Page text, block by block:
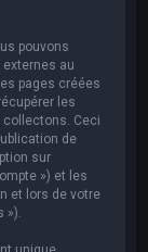
pouvons
au
pages créées
les
Ceci
de
sur
») et les
et lors de votre